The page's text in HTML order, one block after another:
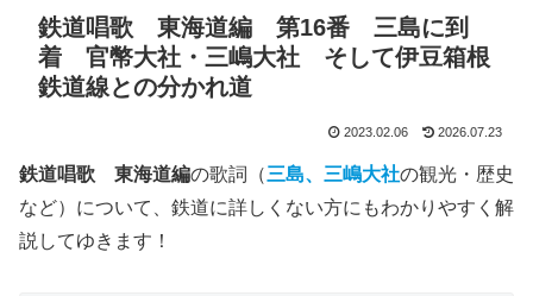
鉄道唱歌 東海道編 第16番 三島に到
着 官幣大社・三嶋大社 そして伊豆箱根
鉄道線との分かれ道
2023.02.06 2026.07.23
鉄道唱歌 東海道編の歌詞（三島、三嶋大社の観光・歴史
など）について、鉄道に詳しくない方にもわかりやすく解
説してゆきます！